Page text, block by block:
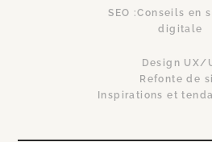
SEO :Conseils en
digitale
Design UX/
Refonte de
Inspirations et